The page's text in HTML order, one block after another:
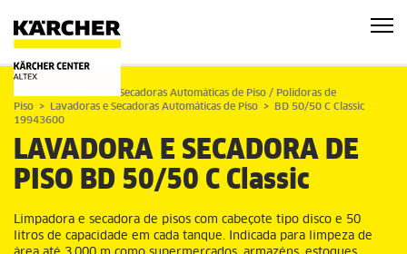
Lavadoras e Secadoras Automáticas de Piso / Polidoras de
Piso
Lavadoras e Secadoras Automáticas de Piso
BD 50/50 C Classic
19943600
LAVADORA E SECADORA DE
PISO BD 50/50 C Classic
Limpadora e secadora de pisos com cabeçote tipo disco e 50
litros de capacidade em cada tanque. Indicada para limpeza de